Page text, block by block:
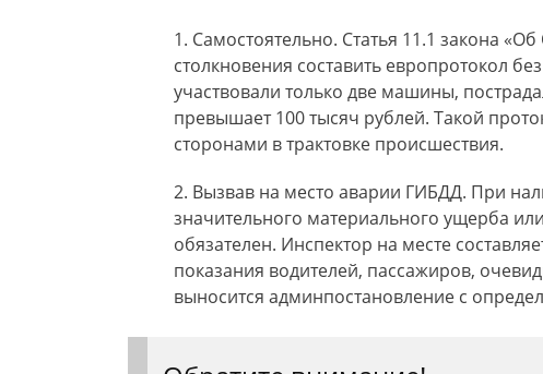
Самостоятельно. Статья 11.1 закона
столкновения составить европротокол
участвовали только две машины,
превышает 100 тысяч рублей. Такой
сторонами в трактовке происшествия.
Вызвав на место аварии ГИБДД. При
значительного материального ущерба
обязателен. Инспектор на месте
показания водителей, пассажиров,
выносится админпостановление с